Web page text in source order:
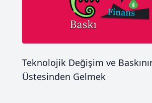
Teknolojik Değişim ve
Üstesinden Gelmek